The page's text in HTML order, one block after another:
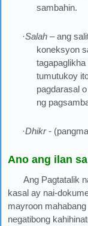
sambahin.
·Salah – ang
koneksyon
tumutukoy
pagdarasal
ng
·Dhikr-
Ano ang ilan
Ang Pagtatalik
kasal ay nai-
mayroon mahabang
negatibong